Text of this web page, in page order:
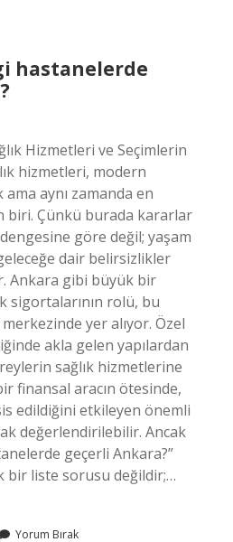
hastanelerde
Hizmetleri ve Seçimlerin
hizmetleri, modern
aynı zamanda en
biri. Çünkü burada kararlar
göre değil; yaşam
dair belirsizlikler
Ankara gibi büyük bir
sigortalarının rolü, bu
yer alıyor. Özel
akla gelen yapılardan
sağlık hizmetlerine
finansal aracın ötesinde,
edildiğini etkileyen önemli
değerlendirilebilir. Ancak
geçerli Ankara?”
bir liste sorusu değildir;…
Yorum Bırak